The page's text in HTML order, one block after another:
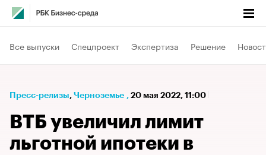
Все выпуски Спецпроект Экспертиза Решение
Пресс-релизы⁠, Черноземье , 20 мая 2022, 11:00
ВТБ увеличил лимит
льготной ипотеки в